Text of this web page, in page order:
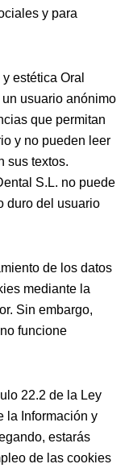
y para
estética Oral
usuario anónimo
que permitan
y no pueden leer
sus textos.
S.L. no puede
duro del usuario
de los datos
mediante la
Sin embargo,
funcione
22.2 de la Ley
la Información y
estarás
de las cookies